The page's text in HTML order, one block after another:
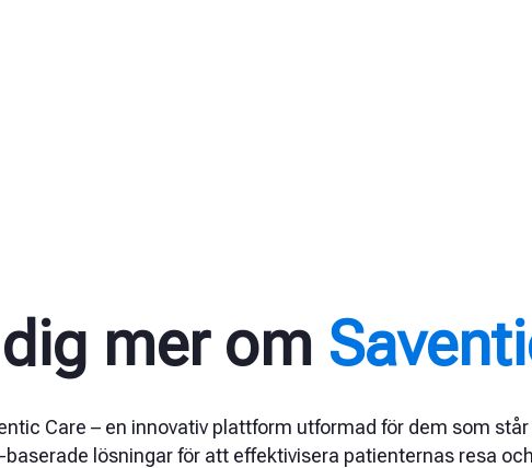
mer om
Care – en innovativ plattform utformad för dem som
lösningar för att effektivisera patienternas resa